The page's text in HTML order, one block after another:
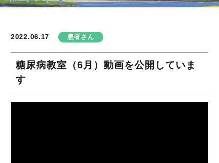
2022.06.17 患者さん
糖尿病教室（6月）動画を公開していま
す